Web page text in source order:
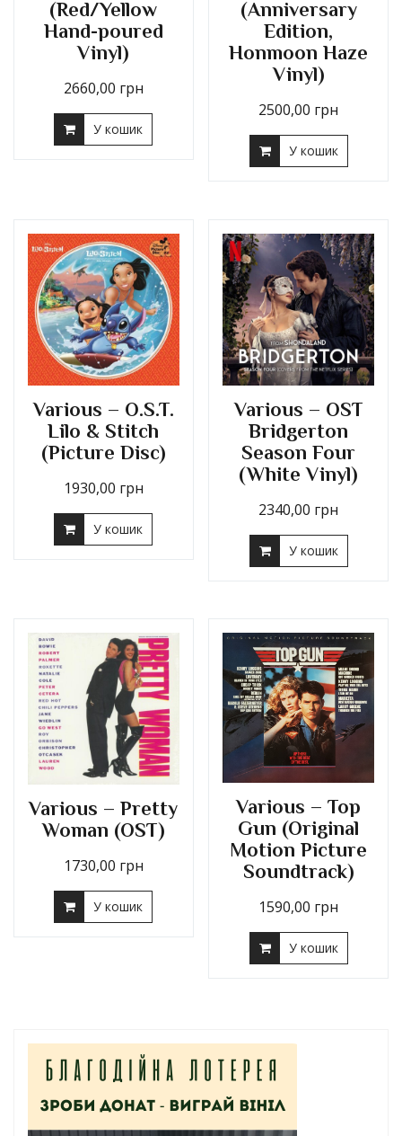
(Red/Yellow
Hand-poured
Vinyl)
2660,00 грн
У кошик
(Anniversary
Edition,
Honmoon Haze
Vinyl)
2500,00 грн
У кошик
Various – O.S.T.
Lilo & Stitch
(Picture Disc)
1930,00 грн
У кошик
Various – OST
Bridgerton
Season Four
(White Vinyl)
2340,00 грн
У кошик
Various – Pretty
Woman (OST)
1730,00 грн
У кошик
Various – Top
Gun (Original
Motion Picture
Soundtrack)
1590,00 грн
У кошик